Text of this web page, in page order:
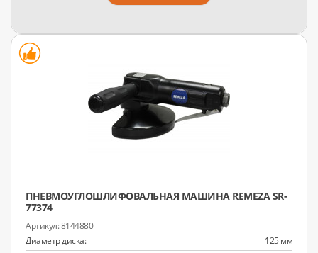
ПНЕВМОУГЛОШЛИФОВАЛЬНАЯ МАШИНА REMEZA SR-
77374
8144880
Диаметр диска:
125 мм